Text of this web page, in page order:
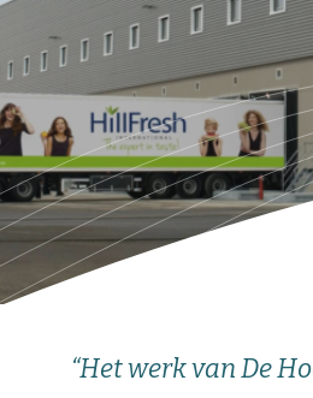
“Het werk van De